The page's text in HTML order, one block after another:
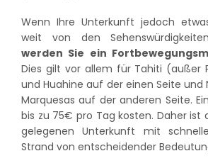
Wenn Ihre Unterkunft jedoch
weit von den
werden Sie ein
Dies gilt vor allem für Tahiti (außer
und Huahine auf der einen Seite und
Marquesas auf der anderen Seite.
bis zu 75€ pro Tag kosten. Daher ist
gelegenen Unterkunft mit
Strand von entscheidender